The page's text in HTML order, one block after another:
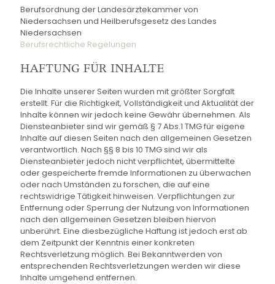
Berufsordnung der Landesärztekammer von
Niedersachsen und Heilberufsgesetz des Landes
Niedersachsen
Berufsrechtliche Regelungen
HAFTUNG FÜR INHALTE
Die Inhalte unserer Seiten wurden mit größter Sorgfalt
erstellt. Für die Richtigkeit, Vollständigkeit und Aktualität der
Inhalte können wir jedoch keine Gewähr übernehmen. Als
Diensteanbieter sind wir gemäß § 7 Abs.1 TMG für eigene
Inhalte auf diesen Seiten nach den allgemeinen Gesetzen
verantwortlich. Nach §§ 8 bis 10 TMG sind wir als
Diensteanbieter jedoch nicht verpflichtet, übermittelte
oder gespeicherte fremde Informationen zu überwachen
oder nach Umständen zu forschen, die auf eine
rechtswidrige Tätigkeit hinweisen. Verpflichtungen zur
Entfernung oder Sperrung der Nutzung von Informationen
nach den allgemeinen Gesetzen bleiben hiervon
unberührt. Eine diesbezügliche Haftung ist jedoch erst ab
dem Zeitpunkt der Kenntnis einer konkreten
Rechtsverletzung möglich. Bei Bekanntwerden von
entsprechenden Rechtsverletzungen werden wir diese
Inhalte umgehend entfernen.